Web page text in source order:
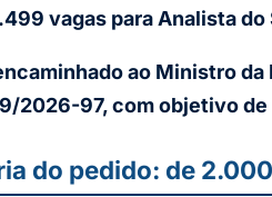
vagas para Analista
ao Ministro
2026-97, com objetivo de
do pedido: de